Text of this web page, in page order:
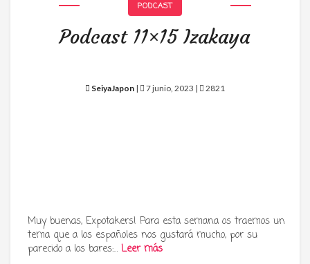
PODCAST
Podcast 11×15 Izakaya
SeiyaJapon | 7 junio, 2023 | 2821
Muy buenas, Expotakers! Para esta semana os traemos un
tema que a los españoles nos gustará mucho, por su
parecido a los bares:… Leer más